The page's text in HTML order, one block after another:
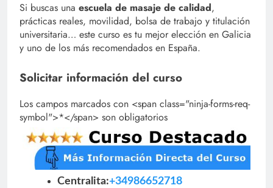
Si buscas una escuela de masaje de calidad,
prácticas reales, movilidad, bolsa de trabajo y titulación
universitaria… este curso es tu mejor elección en Galicia
y uno de los más recomendados en España.
Solicitar información del curso
Los campos marcados con <span class="ninja-forms-req-
symbol">*</span> son obligatorios
Centralita:+34986652718